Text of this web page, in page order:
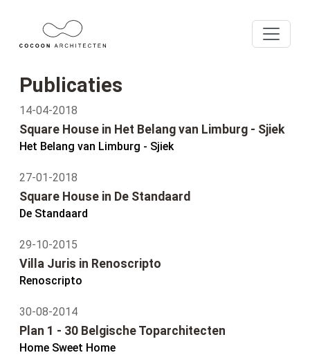
Publicaties
14-04-2018
Square House in Het Belang van Limburg - Sjiek
Het Belang van Limburg - Sjiek
27-01-2018
Square House in De Standaard
De Standaard
29-10-2015
Villa Juris in Renoscripto
Renoscripto
30-08-2014
Plan 1 - 30 Belgische Toparchitecten
Home Sweet Home